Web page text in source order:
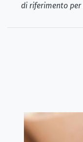
di riferimento